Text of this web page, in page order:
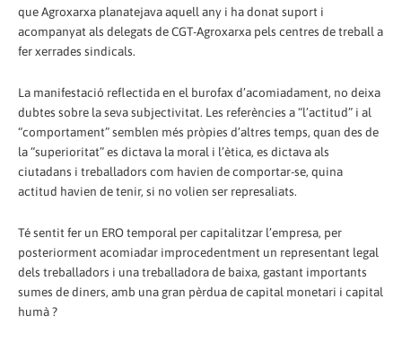
que Agroxarxa planatejava aquell any i ha donat suport i
acompanyat als delegats de CGT-Agroxarxa pels centres de treball a
fer xerrades sindicals.
La manifestació reflectida en el burofax d’acomiadament, no deixa
dubtes sobre la seva subjectivitat. Les referències a “l’actitud” i al
“comportament” semblen més pròpies d’altres temps, quan des de
la “superioritat” es dictava la moral i l’ètica, es dictava als
ciutadans i treballadors com havien de comportar-se, quina
actitud havien de tenir, si no volien ser represaliats.
Té sentit fer un ERO temporal per capitalitzar l’empresa, per
posteriorment acomiadar improcedentment un representant legal
dels treballadors i una treballadora de baixa, gastant importants
sumes de diners, amb una gran pèrdua de capital monetari i capital
humà ?